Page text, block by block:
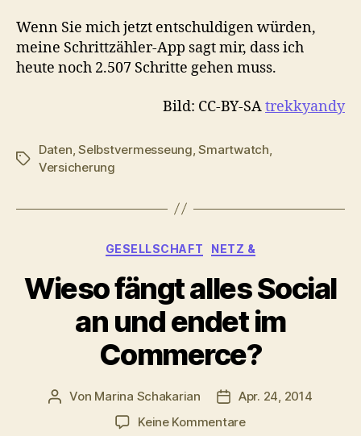
Wenn Sie mich jetzt entschuldigen würden,
meine Schrittzähler-App sagt mir, dass ich
heute noch 2.507 Schritte gehen muss.
Bild: CC-BY-SAtrekkyandy
Schlagwörter
Daten,Selbstvermesseung,Smartwatch,
Versicherung
Kategorien
GESELLSCHAFT NETZ &
Wieso fängt alles Social
an und endet im
Commerce?
Beitragsautor
Von Marina Schakarian
Apr. 24, 2014
Keine Kommentarezu